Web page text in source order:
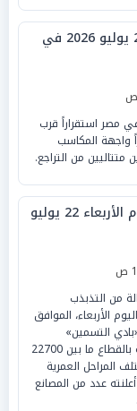
أسعار الذهب اليوم الأحد 26 يوليو 2026 في
مصر استقراراً قرب
واجهة المكاسب
من التراجع.
أسعار الأعلاف والخامات اليوم الأربعاء 22 يوليو
من التذبذب
الأربعاء، الموافق
«بادي التسمين»
لمختلف المصانع والشركات العاملة بالقطاع ما بين 22700
المراحل العمرية
عدد من المصانع